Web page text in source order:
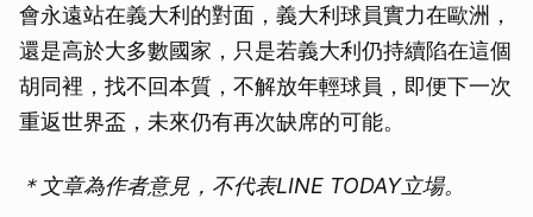
會永遠站在義大利的對面，義大利球員實力在歐洲，
還是高於大多數國家，只是若義大利仍持續陷在這個
胡同裡，找不回本質，不解放年輕球員，即便下一次
重返世界盃，未來仍有再次缺席的可能。
＊文章為作者意見，不代表LINE TODAY立場。